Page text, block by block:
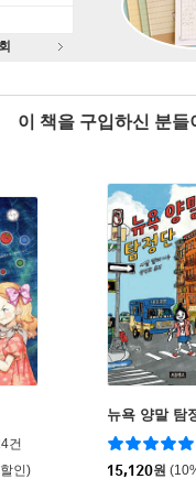
이 책을 구입하신 분
건
인)
뉴욕 양말 탐
15,120원